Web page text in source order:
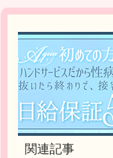
関連記事